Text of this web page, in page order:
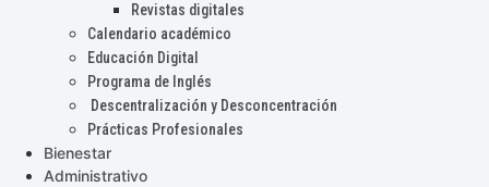
Revistas digitales
Calendario académico
Educación Digital
Programa de Inglés
Descentralización y Desconcentración
Prácticas Profesionales
Bienestar
Administrativo